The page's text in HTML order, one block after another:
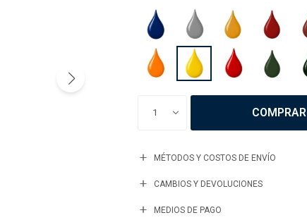
1 COMPRAR
MÉTODOS Y COSTOS DE ENVÍO
CAMBIOS Y DEVOLUCIONES
MEDIOS DE PAGO